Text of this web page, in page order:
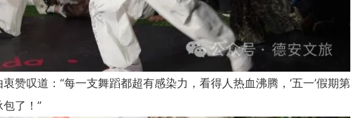
赞叹道：“每一支舞蹈都超有感染力，看得人热血沸腾，‘五一’假期第
了！”